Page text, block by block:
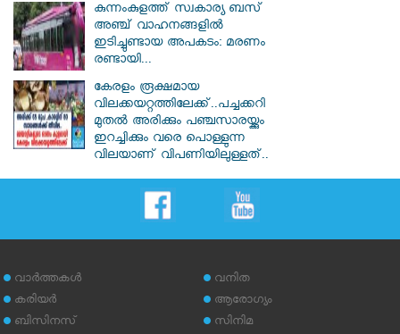
കുന്നംകുളത്ത് സ്വകാര്യ ബസ്
അഞ്ച് വാഹനങ്ങളിൽ
ഇടിച്ചുണ്ടായ അപകടം: മരണം
രണ്ടായി...
കേരളം രൂക്ഷമായ
വിലക്കയറ്റത്തിലേക്ക്..പച്ചക്കറി
മുതൽ അരിക്കും പഞ്ചസാരയ്ക്കും
ഇറച്ചിക്കും വരെ പൊള്ളുന്ന
വിലയാണ് വിപണിയിലുള്ളത്..
വാര്‍ത്തകള്‍
കരിയര്‍
ബിസിനസ്
വനിത
ആരോഗ്യം
സിനിമ